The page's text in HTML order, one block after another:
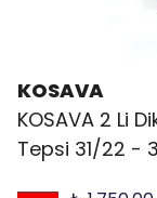
KOSAVA
KOSAVA 2 Li
Tepsi 31/22 -